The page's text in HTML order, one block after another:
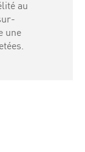
au
une